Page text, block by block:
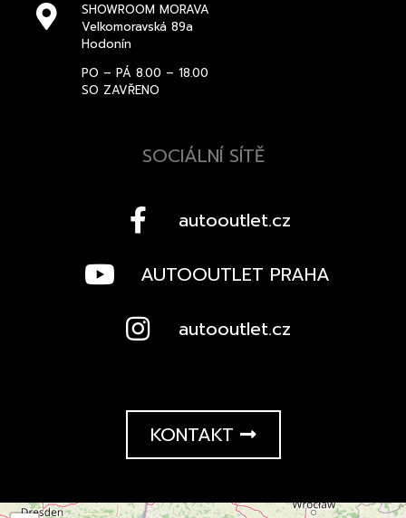
SHOWROOM MORAVA
Velkomoravská 89a
Hodonín
PO – PÁ 8.00 – 18.00
SO ZAVŘENO
SOCIÁLNÍ SÍTĚ
autooutlet.cz
AUTOOUTLET PRAHA
autooutlet.cz
KONTAKT